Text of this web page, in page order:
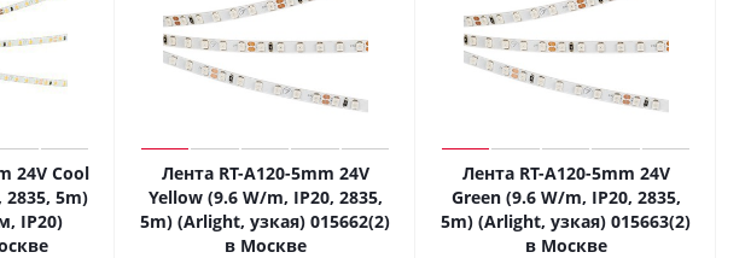
24V Cool
2835, 5m)
IP20)
Лента RT-A120-5mm 24V
Yellow (9.6 W/m, IP20, 2835,
5m) (Arlight, узкая) 015662(2)
в Москве
Лента RT-A120-5mm 24V
Green (9.6 W/m, IP20, 2835,
5m) (Arlight, узкая) 015663(2)
в Москве